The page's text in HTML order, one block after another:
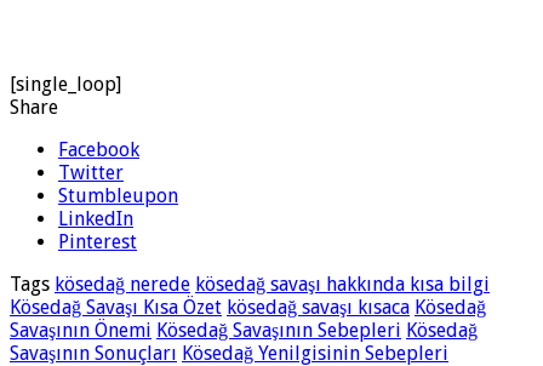
[single_loop]
Share
Facebook
Twitter
Stumbleupon
LinkedIn
Pinterest
Tags kösedağ nerede kösedağ savaşı hakkında kısa bilgi
Kösedağ Savaşı Kısa Özet kösedağ savaşı kısaca Kösedağ
Savaşının Önemi Kösedağ Savaşının Sebepleri Kösedağ
Savaşının Sonuçları Kösedağ Yenilgisinin Sebepleri